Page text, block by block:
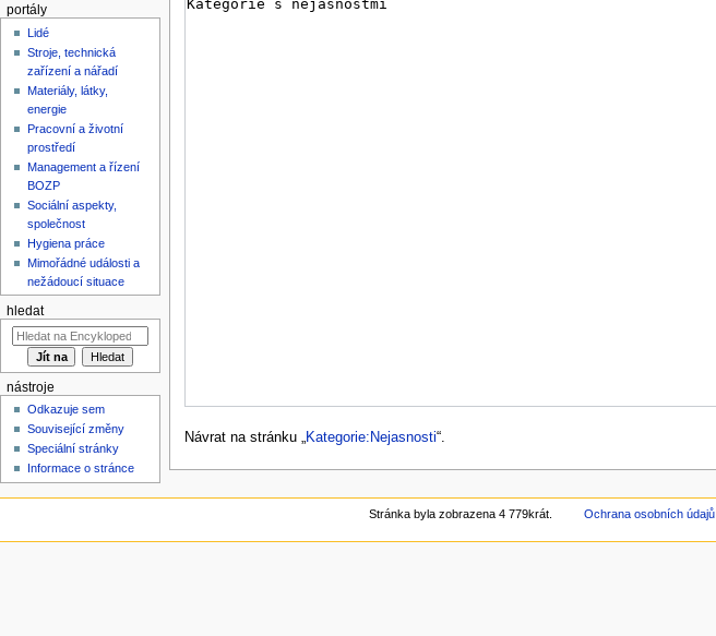
Návrat na stránku „Kategorie:Nejasnosti“.
portály
Lidé
Stroje, technická
zařízení a nářadí
Materiály, látky,
energie
Pracovní a životní
prostředí
Management a řízení
BOZP
Sociální aspekty,
společnost
Hygiena práce
Mimořádné události a
nežádoucí situace
hledat
nástroje
Odkazuje sem
Související změny
Speciální stránky
Informace o stránce
Stránka byla zobrazena 4 779krát. Ochrana osobních údajů